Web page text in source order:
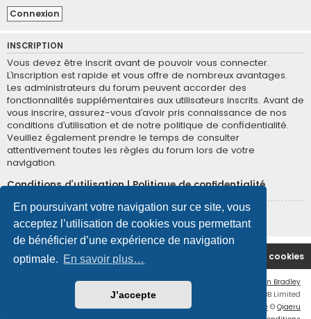
En poursuivant votre navigation sur ce site, vous
acceptez l’utilisation de cookies vous permettant
de bénéficier d’une expérience de navigation
optimale. En savoir plus…
J’accepte
INSCRIPTION
Vous devez être inscrit avant de pouvoir vous connecter.
L’inscription est rapide et vous offre de nombreux avantages.
Les administrateurs du forum peuvent accorder des
fonctionnalités supplémentaires aux utilisateurs inscrits. Avant de
vous inscrire, assurez-vous d’avoir pris connaissance de nos
conditions d’utilisation et de notre politique de confidentialité.
Veuillez également prendre le temps de consulter
attentivement toutes les règles du forum lors de votre
navigation.
Conditions d’utilisation|Politique de confidentialité
Inscription
Site Principal Accueil du Forum Supprimer les cookies
Ian Bradley
Développé parphpBB
® Forum Software © phpBB Limited
Traduction française officielle © Qiaeru